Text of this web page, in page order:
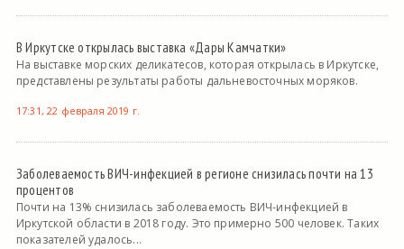
В Иркутске открылась выставка «Дары Камчатки»
На выставке морских деликатесов, которая открылась в Иркутске,
представлены результаты работы дальневосточных моряков.
17:31, 22 февраля 2019 г.
Заболеваемость ВИЧ-инфекцией в регионе снизилась почти на 13
процентов
Почти на 13% снизилась заболеваемость ВИЧ-инфекцией в
Иркутской области в 2018 году. Это примерно 500 человек. Таких
показателей удалось...